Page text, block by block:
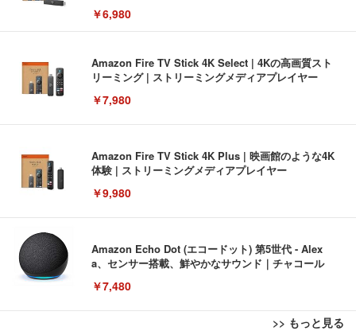
￥6,980
Amazon Fire TV Stick 4K Select | 4Kの高画質スト
リーミング | ストリーミングメディアプレイヤー
￥7,980
Amazon Fire TV Stick 4K Plus | 映画館のような4K
体験 | ストリーミングメディアプレイヤー
￥9,980
Amazon Echo Dot (エコードット) 第5世代 - Alex
a、センサー搭載、鮮やかなサウンド｜チャコール
￥7,480
>> もっと見る